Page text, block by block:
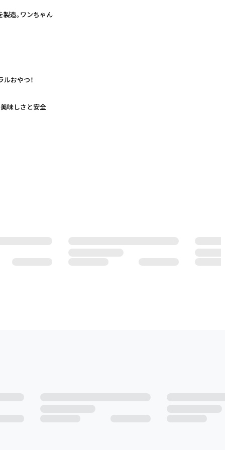
造。ワンちゃん
おやつ！
味しさと安全